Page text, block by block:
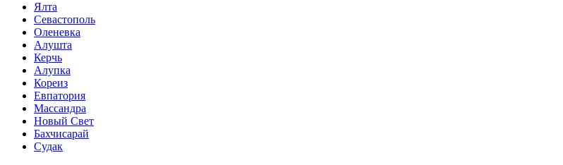
Ялта
Севастополь
Оленевка
Алушта
Керчь
Алупка
Кореиз
Евпатория
Массандра
Новый Свет
Бахчисарай
Судак